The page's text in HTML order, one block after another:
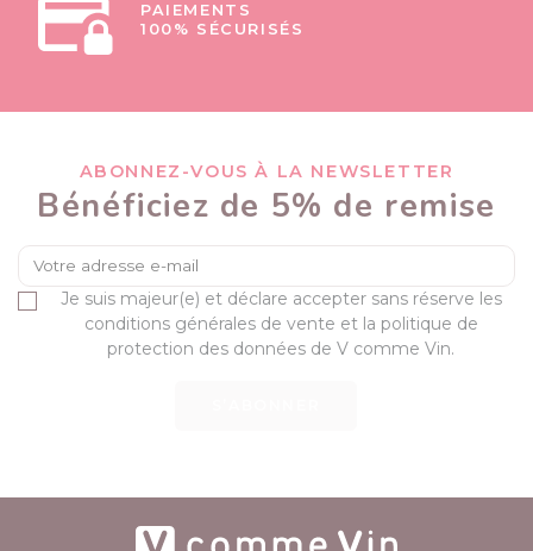
PAIEMENTS
100% SÉCURISÉS
ABONNEZ-VOUS À LA NEWSLETTER
Bénéficiez de 5% de remise
Je suis majeur(e) et déclare accepter sans réserve les
conditions générales de vente et la politique de
protection des données de V comme Vin.